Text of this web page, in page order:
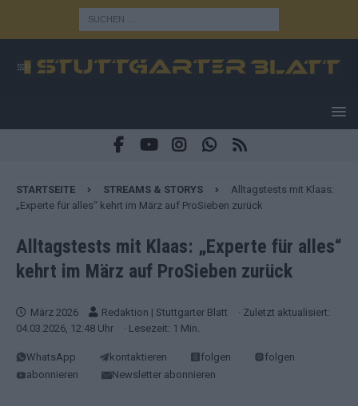
STARTSEITE STREAMS & STORYS
Alltagstests mit Klaas:
„Experte für alles“ kehrt im März auf ProSieben zurück
Alltagstests mit Klaas: „Experte für alles“
kehrt im März auf ProSieben zurück
März 2026 Redaktion | Stuttgarter Blatt
· Zuletzt aktualisiert:
04.03.2026, 12:48 Uhr
· Lesezeit: 1 Min.
WhatsApp kontaktieren folgen
folgen
abonnieren
Newsletter abonnieren